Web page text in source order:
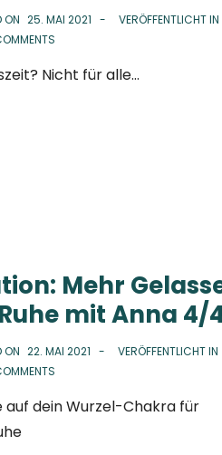
ON 25. MAI 2021
VERÖFFENTLICHT IN
Nicht für alle…
Mehr
mit Anna 4/
ON 22. MAI 2021
VERÖFFENTLICHT IN
dein Wurzel-Chakra für